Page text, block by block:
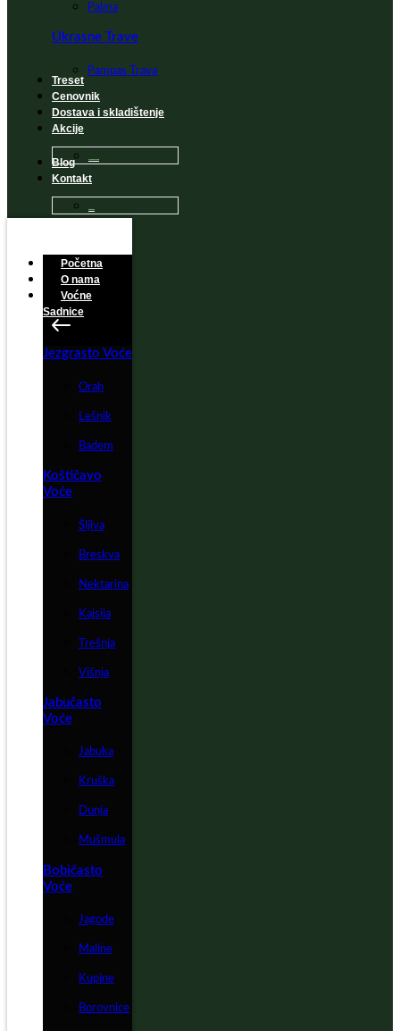
Palma
Ukrasne Trave
Pampas Trava
Treset
Cenovnik
Dostava i skladištenje
Akcije
Blog
Kontakt
Početna
O nama
Voćne
Sadnice
Jezgrasto Voće
Orah
Lešnik
Badem
Koštičavo
Voće
Šljiva
Breskva
Nektarina
Kajsija
Trešnja
Višnja
Jabučasto
Voće
Jabuka
Kruška
Dunja
Mušmula
Bobičasto
Voće
Jagode
Maline
Kupine
Borovnice